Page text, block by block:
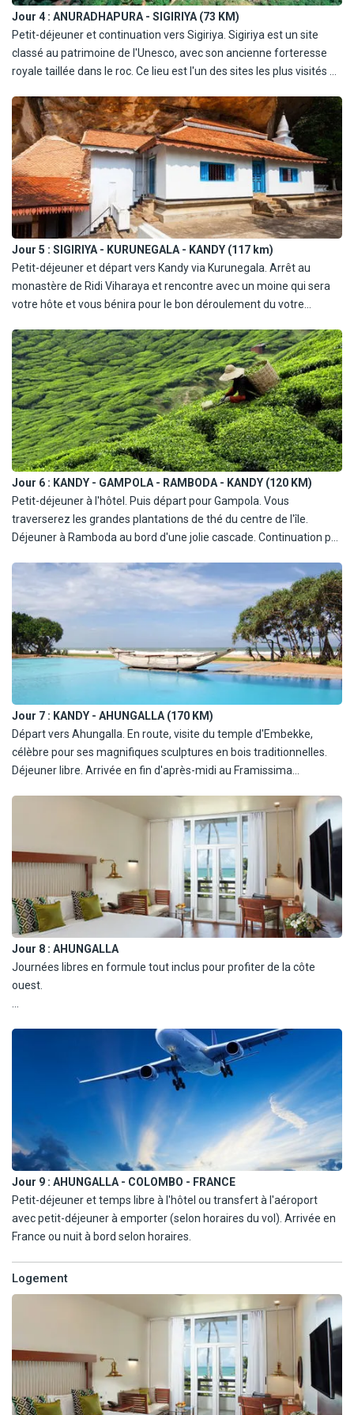
Jour 4 : ANURADHAPURA - SIGIRIYA (73 KM)
Petit-déjeuner et continuation vers Sigiriya. Sigiriya est un site
classé au patrimoine de l'Unesco, avec son ancienne forteresse
royale taillée dans le roc. Ce lieu est l'un des sites les plus visités du
Ascension du rocher du lion. Au sommet du rocher, vous
apercevrez un panorama à couper le souffle. Déjeuner dans un
restaurant local. Assister un spectacle de danse culturelle au
Habarana Cultural Centre. Dîner et nuit à l'hôtel.
En option et en supplément (77€/personne, à régler à l'inscription):
Safari Jeep 4x4 dans le parc national de Minneriya.
Jour 5 : SIGIRIYA - KURUNEGALA - KANDY (117 km)
Petit-déjeuner et départ vers Kandy via Kurunegala. Arrêt au
monastère de Ridi Viharaya et rencontre avec un moine qui sera
votre hôte et vous bénira pour le bon déroulement du votre
immerger dans son ambiance. Déjeuner local sur place offert par
le temple. Puis, découvrez les bases de la religion avec le moine.
Route vers Kandy, ville classée au patrimoine de l'Unesco et visite
du temple de la Dent Sacrée qui abrite le trésor le plus prisé de Sri
Lanka : la relique d'une dent de bouddha enfermée dans un
reliquaire sacré. Finissez votre journée par la visite d'un centre
artisanal. Dîner et nuit à l'hôtel.
Jour 6 : KANDY - GAMPOLA - RAMBODA - KANDY (120 KM)
Petit-déjeuner à l'hôtel. Puis départ pour Gampola. Vous
traverserez les grandes plantations de thé du centre de l'île.
Déjeuner à Ramboda au bord d'une jolie cascade. Continuation par
manufacture de thé où vous pourrez prendre part à une
dégustation. L'après-midi, retour à Kandy pour une découverte de
la ville, ancienne capitale du royaume de Kandy, construite autour
d'un lac. Ce lac artificiel, point d'attraction de la ville, fut créé en
1807 par Sri Wickrama Rajasinha, dernier monarque de Kandy.
Dîner et nuit à l'hôtel.
Jour 7 : KANDY - AHUNGALLA (170 KM)
Départ vers Ahungalla. En route, visite du temple d'Embekke,
célèbre pour ses magnifiques sculptures en bois traditionnelles.
Déjeuner libre. Arrivée en fin d'après-midi au Framissima
Jour 8 : AHUNGALLA
Journées libres en formule tout inclus pour profiter de la côte
ouest.
entre océan et végétation luxuriante. Idéal pour passer des
vacances relaxantes et dépaysantes où vous pourrez facilement
explorer le littoral de Colombo jusqu'à Galle et découvrir les
monuments bouddhistes, les gargotes, les jardins aux épices, les
villages de pêcheurs, les surfeurs et les plages dorées de la côte
ouest. Cette retraite tropicale est l'endroit idéal pour passer des
vacances authentiques au cœur d'une île baignée par l'océan
Indien. Evadez-vous et faites l'expérience d'une immersion
cinghalaise !
Jour 9 : AHUNGALLA - COLOMBO - FRANCE
Petit-déjeuner et temps libre à l'hôtel ou transfert à l'aéroport
avec petit-déjeuner à emporter (selon horaires du vol). Arrivée en
France ou nuit à bord selon horaires.
Logement